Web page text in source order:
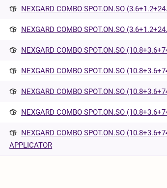
NEXGARD COMBO SPOT.ON.SO
NEXGARD COMBO SPOT.ON.SO
NEXGARD COMBO SPOT.ON.SO
NEXGARD COMBO SPOT.ON.SO
NEXGARD COMBO SPOT.ON.SO
NEXGARD COMBO SPOT.ON.SO
NEXGARD COMBO SPOT.ON.SO
APPLICATOR